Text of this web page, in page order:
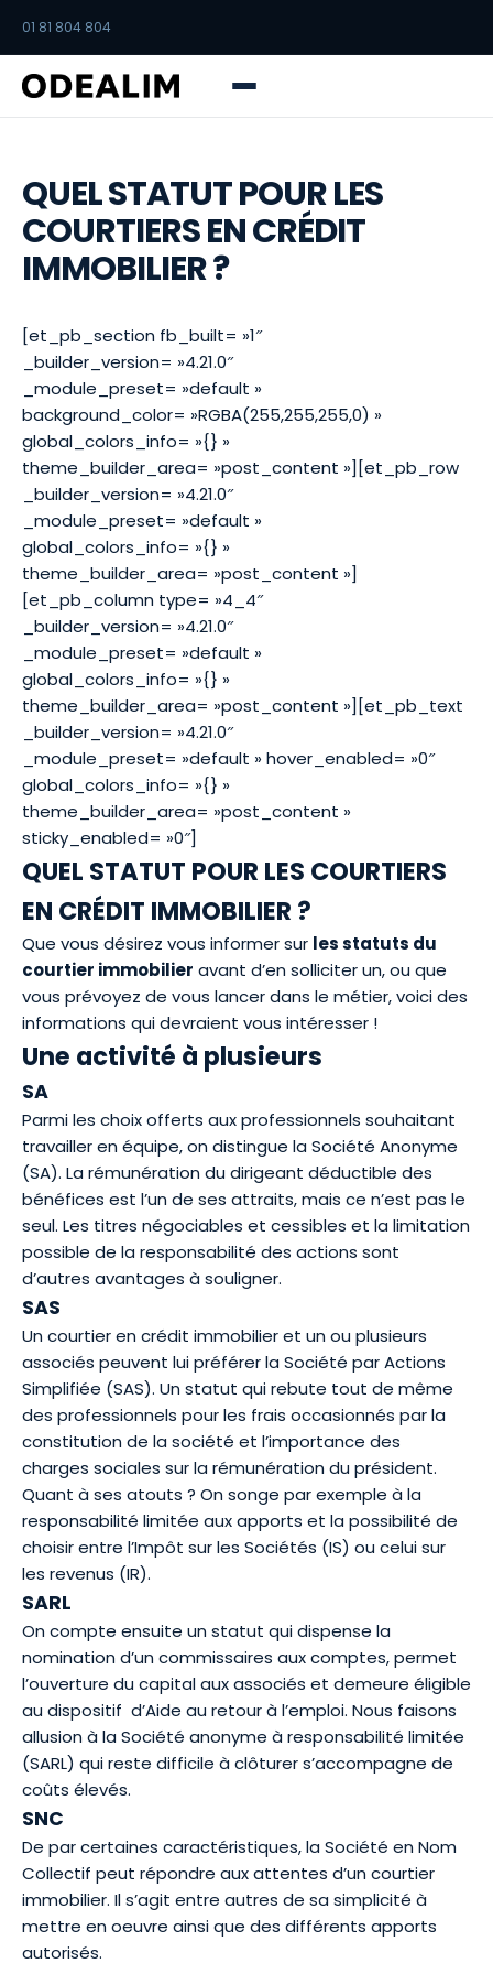
01 81 804 804
QUEL STATUT POUR LES
COURTIERS EN CRÉDIT
IMMOBILIER ?
[et_pb_section fb_built= »1″
_builder_version= »4.21.0″
_module_preset= »default »
background_color= »RGBA(255,255,255,0) »
global_colors_info= »{} »
theme_builder_area= »post_content »][et_pb_row
_builder_version= »4.21.0″
_module_preset= »default »
global_colors_info= »{} »
theme_builder_area= »post_content »]
[et_pb_column type= »4_4″
_builder_version= »4.21.0″
_module_preset= »default »
global_colors_info= »{} »
theme_builder_area= »post_content »][et_pb_text
_builder_version= »4.21.0″
_module_preset= »default » hover_enabled= »0″
global_colors_info= »{} »
theme_builder_area= »post_content »
sticky_enabled= »0″]
QUEL STATUT POUR LES COURTIERS
EN CRÉDIT IMMOBILIER ?
Que vous désirez vous informer sur les statuts du
courtier immobilier avant d’en solliciter un, ou que
vous prévoyez de vous lancer dans le métier, voici des
informations qui devraient vous intéresser !
Une activité à plusieurs
SA
Parmi les choix offerts aux professionnels souhaitant
travailler en équipe, on distingue la Société Anonyme
(SA). La rémunération du dirigeant déductible des
bénéfices est l’un de ses attraits, mais ce n’est pas le
seul. Les titres négociables et cessibles et la limitation
possible de la responsabilité des actions sont
d’autres avantages à souligner.
SAS
Un courtier en crédit immobilier et un ou plusieurs
associés peuvent lui préférer la Société par Actions
Simplifiée (SAS). Un statut qui rebute tout de même
des professionnels pour les frais occasionnés par la
constitution de la société et l’importance des
charges sociales sur la rémunération du président.
Quant à ses atouts ? On songe par exemple à la
responsabilité limitée aux apports et la possibilité de
choisir entre l’Impôt sur les Sociétés (IS) ou celui sur
les revenus (IR).
SARL
On compte ensuite un statut qui dispense la
nomination d’un commissaires aux comptes, permet
l’ouverture du capital aux associés et demeure éligible
au dispositif d’Aide au retour à l’emploi. Nous faisons
allusion à la Société anonyme à responsabilité limitée
(SARL) qui reste difficile à clôturer s’accompagne de
coûts élevés.
SNC
De par certaines caractéristiques, la Société en Nom
Collectif peut répondre aux attentes d’un courtier
immobilier. Il s’agit entre autres de sa simplicité à
mettre en oeuvre ainsi que des différents apports
autorisés.